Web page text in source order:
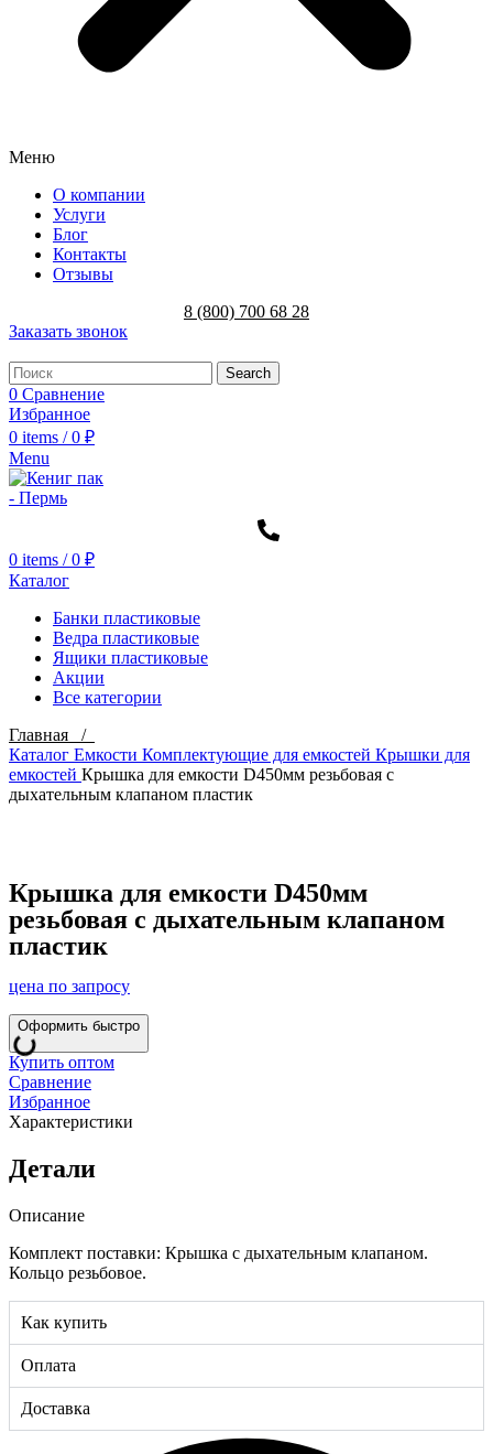
Меню
О компании
Услуги
Блог
Контакты
Отзывы
8 (800) 700 68 28
Заказать звонок
Search
0 Сравнение
Избранное
0 items / 0 ₽
Menu
0 items / 0 ₽
Каталог
Банки пластиковые
Ведра пластиковые
Ящики пластиковые
Акции
Все категории
Главная /
Каталог Емкости Комплектующие для емкостей Крышки для
емкостей Крышка для емкости D450мм резьбовая c
дыхательным клапаном пластик
Крышка для емкости D450мм
резьбовая c дыхательным клапаном
пластик
цена по запросу
Оформить быстро
Купить оптом
Сравнение
Избранное
Характеристики
Детали
Описание
Комплект поставки: Крышка с дыхательным клапаном.
Кольцо резьбовое.
Как купить
Оплата
Доставка